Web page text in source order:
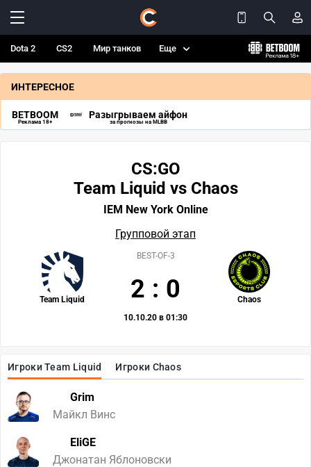
Dota 2 CS2 Мир танков Еще
ИНТЕРЕСНОЕ
BETBOOM
Реклама 18+
Разыгрываем айфон
за прогнозы на MLBB
Игроки Team Liquid Игроки Chaos
Grim
Майкл Винс
EliGE
Джонатан Яблоновски
CS:GO
Team Liquid vs Chaos
IEM New York Online
Групповой этап
Team Liquid Chaos
BEST-OF-3
2 : 0
10.10.20 в 01:30